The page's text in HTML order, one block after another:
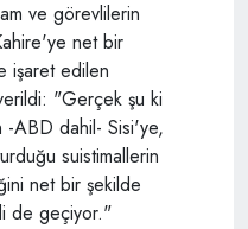
ve görevlilerin
net bir
işaret edilen
"Gerçek şu ki
-ABD dahil- Sisi'ye,
suistimallerin
net bir şekilde
de geçiyor."